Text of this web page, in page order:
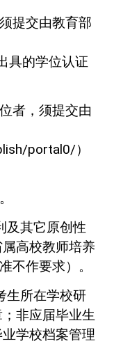
提交由教育部
具的学位认证
者，须提交由
portal0/）
及其它原创性
高校教师培养
不作要求）。
生所在学校研
非应届毕业生
学校档案管理